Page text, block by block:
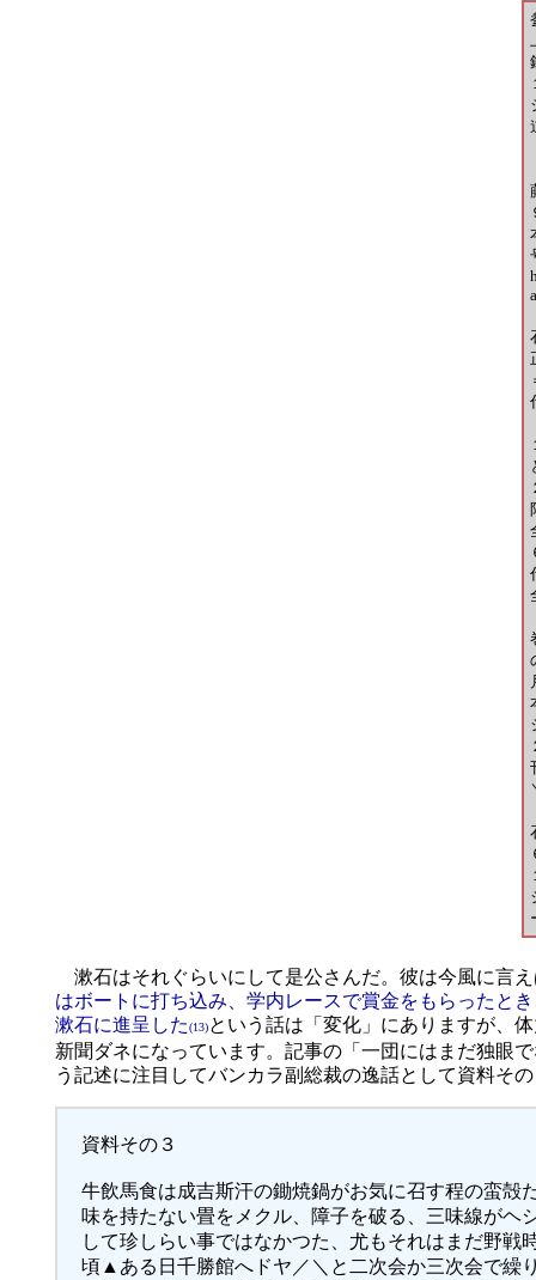
漱石はそれぐらいにして是公さんだ。彼は今風に言
はボートに打ち込み、学内レースで賞金をもらったと
漱石に進呈した(13)という話は「変化」にありますが、
新聞ダネになっています。記事の「一団にはまだ独眼
う記述に注目してバンカラ副総裁の逸話として資料そ
資料その３
牛飲馬食は成吉斯汗の鋤焼鍋がお気に召す程の蛮殻
味を持たない畳をメクル、障子を破る、三味線がヘ
して珍しらい事ではなかつた、尤もそれはまだ野戦
頃▲ある日千勝館へドヤ／＼と二次会か三次会で繰